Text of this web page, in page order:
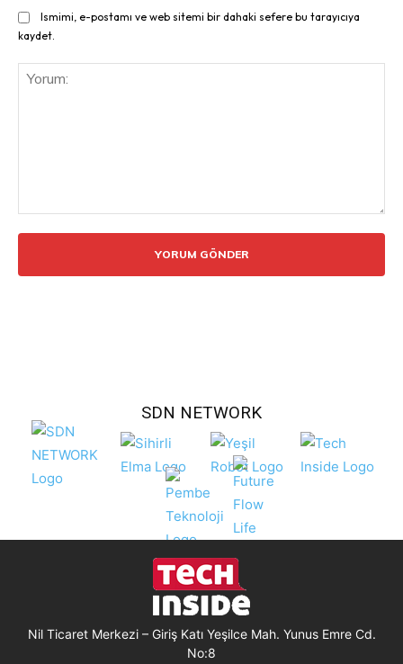
Ismimi, e-postamı ve web sitemi bir dahaki sefere bu tarayıcıya
kaydet.
SDN NETWORK
Nil Ticaret Merkezi – Giriş Katı Yeşilce Mah. Yunus Emre Cd.
No:8